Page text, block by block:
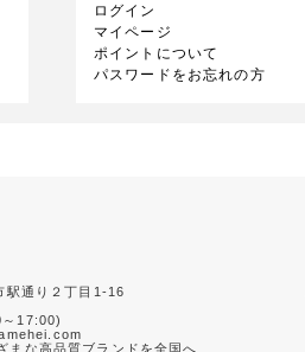
ログイン
マイページ
ポイントについて
パスワードをお忘れの方
通り２丁目1-16
17:00)
まな高品質ブランドを全国へ